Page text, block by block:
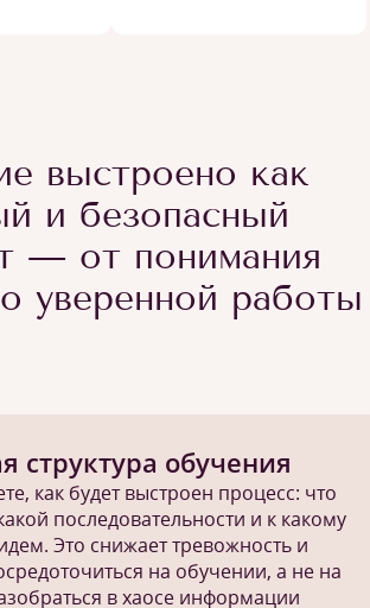
выстроено как
и безопасный
— от понимания
уверенной работы
структура обучения
как будет выстроен процесс: что
последовательности и к какому
Это снижает тревожность и
на обучении, а не на
в хаосе информации